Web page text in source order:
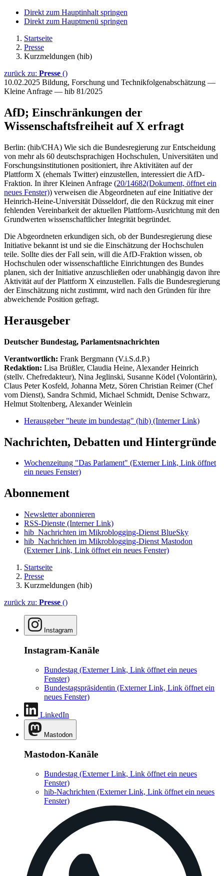
Direkt zum Hauptinhalt springen
Direkt zum Hauptmenü springen
Startseite
Presse
Kurzmeldungen (hib)
zurück zu: Presse ()
10.02.2025 Bildung, Forschung und Technikfolgenabschätzung —
Kleine Anfrage — hib 81/2025
AfD; Einschränkungen der
Wissenschaftsfreiheit auf X erfragt
Berlin: (hib/CHA) Wie sich die Bundesregierung zur Entscheidung
von mehr als 60 deutschsprachigen Hochschulen, Universitäten und
Forschungsinstitutionen positioniert, ihre Aktivitäten auf der
Plattform X (ehemals Twitter) einzustellen, interessiert die AfD-
Fraktion. In ihrer Kleinen Anfrage (20/14682(Dokument, öffnet ein
neues Fenster)) verweisen die Abgeordneten auf eine Initiative der
Heinrich-Heine-Universität Düsseldorf, die den Rückzug mit einer
fehlenden Vereinbarkeit der aktuellen Plattform-Ausrichtung mit den
Grundwerten wissenschaftlicher Integrität begründet.
Die Abgeordneten erkundigen sich, ob der Bundesregierung diese
Initiative bekannt ist und sie die Einschätzung der Hochschulen
teile. Sollte dies der Fall sein, will die AfD-Fraktion wissen, ob
Hochschulen oder wissenschaftliche Einrichtungen des Bundes
planen, sich der Initiative anzuschließen oder unabhängig davon ihre
Aktivität auf der Plattform X einzustellen. Falls die Bundesregierung
der Einschätzung nicht zustimmt, wird nach den Gründen für ihre
abweichende Position gefragt.
Herausgeber
Deutscher Bundestag, Parlamentsnachrichten
Verantwortlich: Frank Bergmann (V.i.S.d.P.)
Redaktion: Lisa Brüßler, Claudia Heine, Alexander Heinrich
(stellv. Chefredakteur), Nina Jeglinski, Susanne Ködel (Volontärin),
Claus Peter Kosfeld, Johanna Metz, Sören Christian Reimer (Chef
vom Dienst), Sandra Schmid, Michael Schmidt, Denise Schwarz,
Helmut Stoltenberg, Alexander Weinlein
Herausgeber "heute im bundestag" (hib) (Interner Link)
Nachrichten, Debatten und Hintergründe
Wochenzeitung "Das Parlament" (Externer Link, Link öffnet
ein neues Fenster)
Abonnement
Newsletter abonnieren
RSS-Dienste (Interner Link)
hib_Nachrichten im Mikroblogging-Dienst BlueSky
hib_Nachrichten im Mikroblogging-Dienst Mastodon
(Externer Link, Link öffnet ein neues Fenster)
Startseite
Presse
Kurzmeldungen (hib)
zurück zu: Presse ()
Instagram
Instagram-Kanäle
Bundestag (Externer Link, Link öffnet ein neues
Fenster)
Bundestagspräsidentin (Externer Link, Link öffnet ein
neues Fenster)
LinkedIn
Mastodon
Mastodon-Kanäle
Bundestag (Externer Link, Link öffnet ein neues
Fenster)
hib-Nachrichten (Externer Link, Link öffnet ein neues
Fenster)